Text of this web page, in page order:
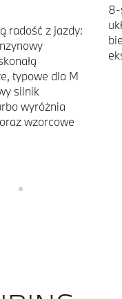
radość z jazdy:
typowe dla M
silnik
wyróżnia
wzorcowe
8-